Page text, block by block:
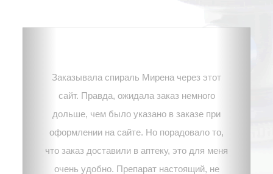
Заказывала спираль Мирена через этот
сайт. Правда, ожидала заказ немного
дольше, чем было указано в заказе при
оформлении на сайте. Но порадовало то,
что заказ доставили в аптеку, это для меня
очень удобно. Препарат настоящий, не